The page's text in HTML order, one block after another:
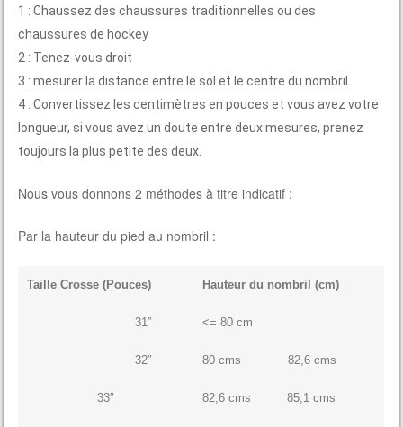
1 : Chaussez des chaussures traditionnelles ou des
chaussures de hockey
2 : Tenez-vous droit
3 : mesurer la distance entre le sol et le centre du nombril.
4 : Convertissez les centimètres en pouces et vous avez votre
longueur, si vous avez un doute entre deux mesures, prenez
toujours la plus petite des deux.
Nous vous donnons 2 méthodes à titre indicatif :
Par la hauteur du pied au nombril :
Taille Crosse (Pouces) Hauteur du nombril (cm)
31″ <= 80 cm
32″ 80 cms 82,6 cms
33″ 82,6 cms 85,1 cms